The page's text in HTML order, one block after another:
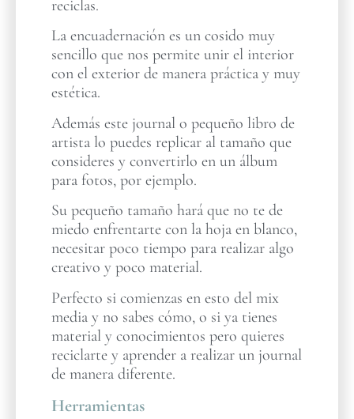
reciclas.
La encuadernación es un cosido muy
sencillo que nos permite unir el interior
con el exterior de manera práctica y muy
estética.
Además este journal o pequeño libro de
artista lo puedes replicar al tamaño que
consideres y convertirlo en un álbum
para fotos, por ejemplo.
Su pequeño tamaño hará que no te de
miedo enfrentarte con la hoja en blanco,
necesitar poco tiempo para realizar algo
creativo y poco material.
Perfecto si comienzas en esto del mix
media y no sabes cómo, o si ya tienes
material y conocimientos pero quieres
reciclarte y aprender a realizar un journal
de manera diferente.
Herramientas